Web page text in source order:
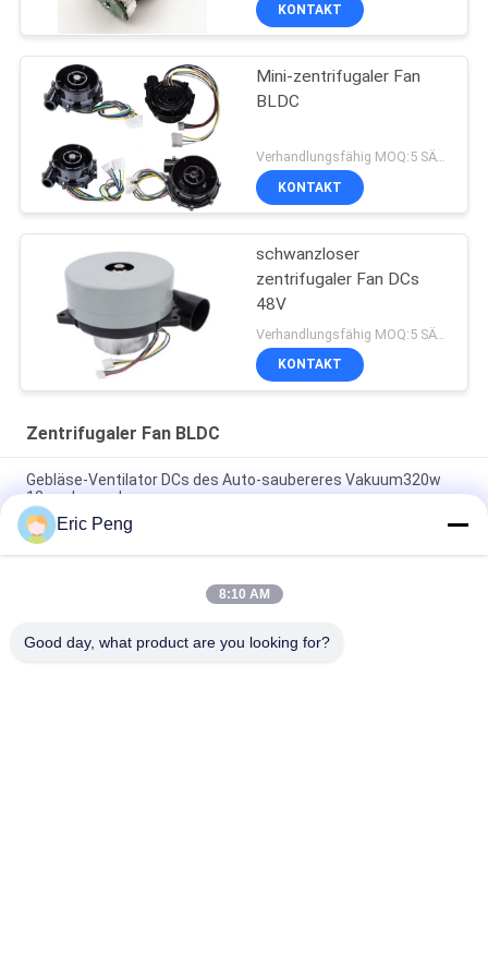
KONTAKT
Mini-zentrifugaler Fan
BLDC
Verhandlungsfähig MOQ:5 SÄTZE
KONTAKT
schwanzloser
zentrifugaler Fan DCs
48V
Verhandlungsfähig MOQ:5 SÄTZE
KONTAKT
Zentrifugaler Fan BLDC
Gebläse-Ventilator DCs des Auto-saubereres Vakuum320w
12v schwanzloser
Schwanzloses Gebläse DCs Hochdruck-Cpap-Maschinen-
28cfm 24v
zentrifugaler Ventilator 6.8kpa 24v 300lpm BLDC für
Eric Peng
8:10 AM
Good day, what product are you looking for?